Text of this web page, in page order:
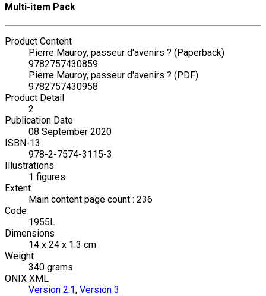
Multi-item Pack
Product Content
Pierre Mauroy, passeur d'avenirs ? (Paperback)
9782757430859
Pierre Mauroy, passeur d'avenirs ? (PDF)
9782757430958
Product Detail
2
Publication Date
08 September 2020
ISBN-13
978-2-7574-3115-3
Illustrations
1 figures
Extent
Main content page count : 236
Code
1955L
Dimensions
14 x 24 x 1.3 cm
Weight
340 grams
ONIX XML
Version 2.1, Version 3